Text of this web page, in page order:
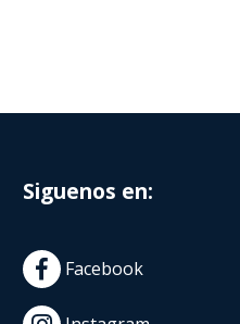
Siguenos en:
Facebook